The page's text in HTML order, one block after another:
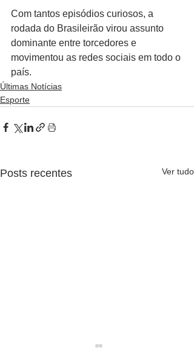
Com tantos episódios curiosos, a
rodada do Brasileirão virou assunto
dominante entre torcedores e
movimentou as redes sociais em todo o
país.
Últimas Notícias
Esporte
Posts recentes Ver tudo